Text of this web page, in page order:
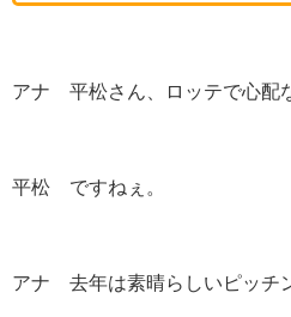
アナ 平松さん、ロッテで心配
平松 ですねぇ。
アナ 去年は素晴らしいピッチ